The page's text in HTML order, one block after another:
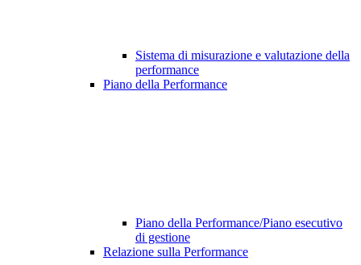
Sistema di misurazione e valutazione della
performance
Piano della Performance
Piano della Performance/Piano esecutivo
di gestione
Relazione sulla Performance